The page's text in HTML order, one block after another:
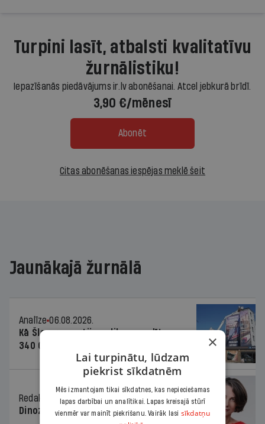
Turpini lasīt, atbalsti kvalitatīvu
žurnālistiku!
Iepazīšanās piedāvājums ir.lv abonēšanai. Atcel jebkurā brīdī.
3,90 €/mēnesī
Abonēt
Citas abonēšanas iespējas meklē šeit
Jaunākajā žurnālā
Analīze 06.08.2026.
Kā Šlesera partija palika nesodīta par
340 000 vērtu reklāmas kampaņu
Redaktores sleja 06.08.2026.
Dinozaura triks
×
Lai turpinātu, lūdzam
piekrist sīkdatnēm
Mēs izmantojam tikai sīkdatnes, kas nepieciešamas
lapas darbībai un analītikai. Lapas kreisajā stūrī
vienmēr var mainīt piekrišanu. Vairāk lasi sīkdatņu